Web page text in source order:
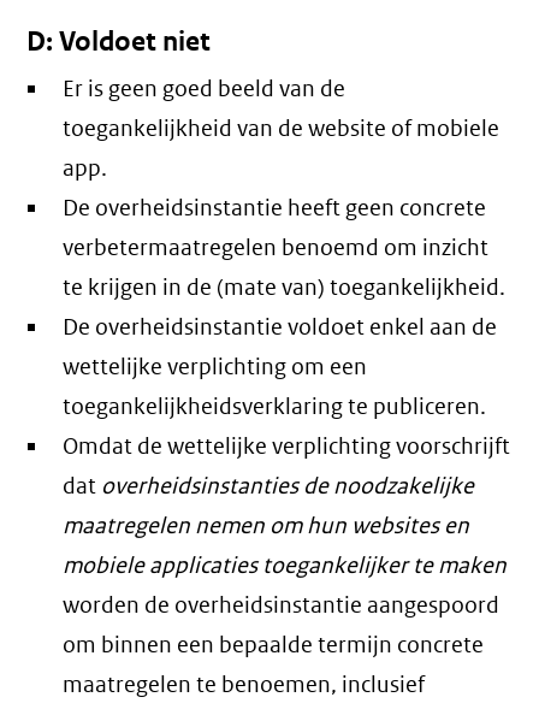
D: Voldoet niet
Er is geen goed beeld van de
toegankelijkheid van de website of mobiele
app.
De overheidsinstantie heeft geen concrete
verbetermaatregelen benoemd om inzicht
te krijgen in de (mate van) toegankelijkheid.
De overheidsinstantie voldoet enkel aan de
wettelijke verplichting om een
toegankelijkheidsverklaring te publiceren.
Omdat de wettelijke verplichting voorschrijft
dat overheidsinstanties de noodzakelijke
maatregelen nemen om hun websites en
mobiele applicaties toegankelijker te maken
worden de overheidsinstantie aangespoord
om binnen een bepaalde termijn concrete
maatregelen te benoemen, inclusief